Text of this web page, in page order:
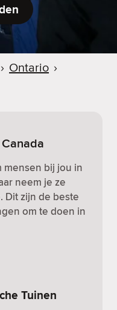
› Ontario ›
mensen bij jou in
neem je ze
Dit zijn de beste
om te doen in
Tuinen